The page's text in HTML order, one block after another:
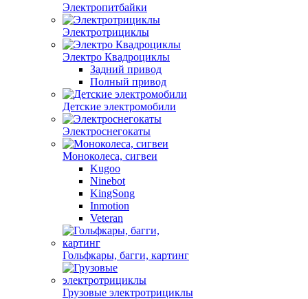
Электропитбайки
Электротрициклы
Электро Квадроциклы
Задний привод
Полный привод
Детские электромобили
Электроснегокаты
Моноколеса, сигвеи
Kugoo
Ninebot
KingSong
Inmotion
Veteran
Гольфкары, багги, картинг
Грузовые электротрициклы